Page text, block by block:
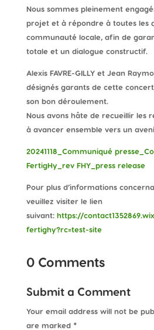
Nous sommes pleinement
projet et à répondre à toutes les
communauté locale, afin de
totale et un dialogue constructif.
Alexis FAVRE-GILLY et Jean
désignés garants de cette
son bon déroulement.
Nous avons hâte de recueillir les
à avancer ensemble vers un
20241118_Communiqué
FertigHy_rev FHY_press release
Pour plus d’informations
veuillez visiter le lien
suivant: https://
fertighy?rc=test-site
0 Comments
Submit a Comment
Your email address will not be
are marked *